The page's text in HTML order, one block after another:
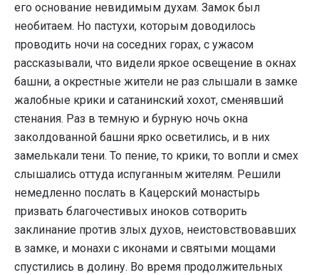
его основание невидимым духам. Замок был
необитаем. Но пастухи, которым доводилось
проводить ночи на соседних горах, с ужасом
рассказывали, что видели яркое освещение в окнах
башни, а окрестные жители не раз слышали в замке
жалобные крики и сатанинский хохот, сменявший
стенания. Раз в темную и бурную ночь окна
заколдованной башни ярко осветились, и в них
замелькали тени. То пение, то крики, то вопли и смех
слышались оттуда испуганным жителям. Решили
немедленно послать в Кацерский монастырь
призвать благочестивых иноков сотворить
заклинание против злых духов, неистовствовавших
в замке, и монахи с иконами и святыми мощами
спустились в долину. Во время продолжительных